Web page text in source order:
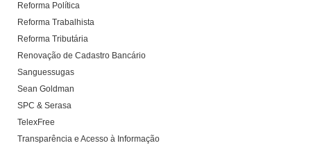
Reforma Política
Reforma Trabalhista
Reforma Tributária
Renovação de Cadastro Bancário
Sanguessugas
Sean Goldman
SPC & Serasa
TelexFree
Transparência e Acesso à Informação